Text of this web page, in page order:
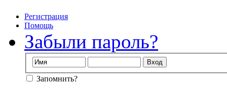
Регистрация
Помощь
Забыли пароль?
Запомнить?